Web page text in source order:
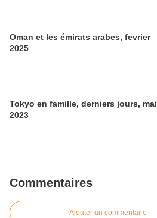
Oman et les émirats arabes, fevrier
2025
Tokyo en famille, derniers jours, mai
2023
Commentaires
Ajouter un commentaire